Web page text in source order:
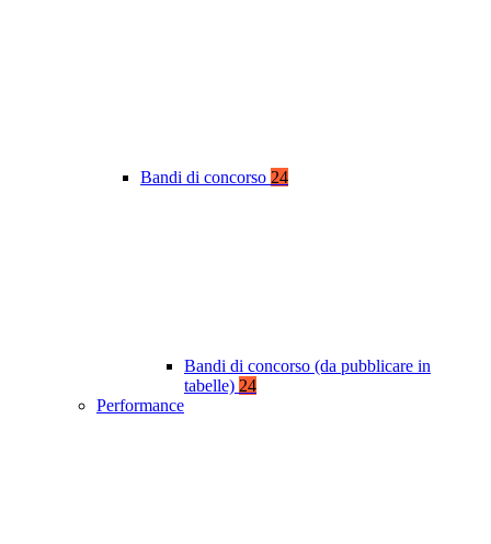
Bandi di concorso 24
Bandi di concorso (da pubblicare in
tabelle) 24
Performance